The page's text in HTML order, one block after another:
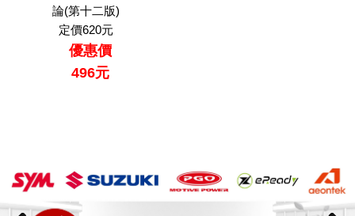
論(第十二版)
定價620元
優惠價
496元